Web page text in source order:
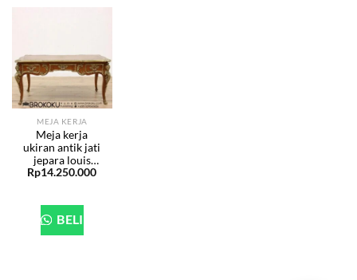
MEJA KERJA
Meja kerja
ukiran antik jati
jepara louis
mewah BHF-81
Rp14.250.000
BELI